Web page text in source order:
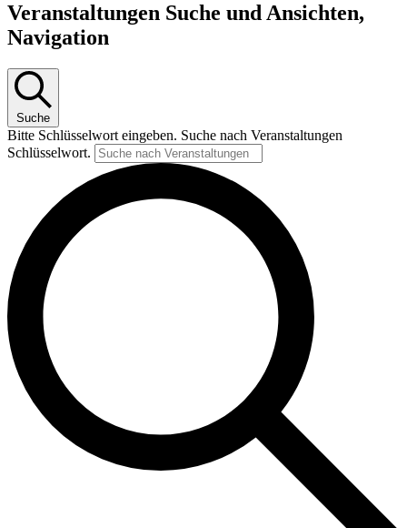
Veranstaltungen
für
Juni
2026
Veranstaltungen Suche und Ansichten,
Navigation
Suche
Bitte Schlüsselwort eingeben. Suche nach Veranstaltungen
Schlüsselwort.